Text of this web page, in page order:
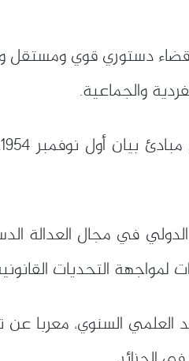
قضاء دستوري قوي
والجماعية.
في مجال العدالة
التحديات
العلمي السنوي، معربا